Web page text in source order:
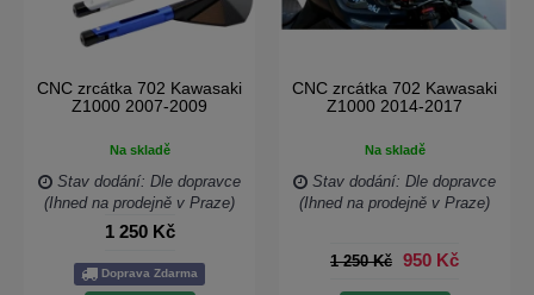
CNC zrcátka 702 Kawasaki
Z1000 2007-2009
Na skladě
Stav dodání: Dle dopravce
(Ihned na prodejně v Praze)
1 250 Kč
Doprava Zdarma
CNC zrcátka 702 Kawasaki
Z1000 2014-2017
Na skladě
Stav dodání: Dle dopravce
(Ihned na prodejně v Praze)
1 250 Kč 950 Kč